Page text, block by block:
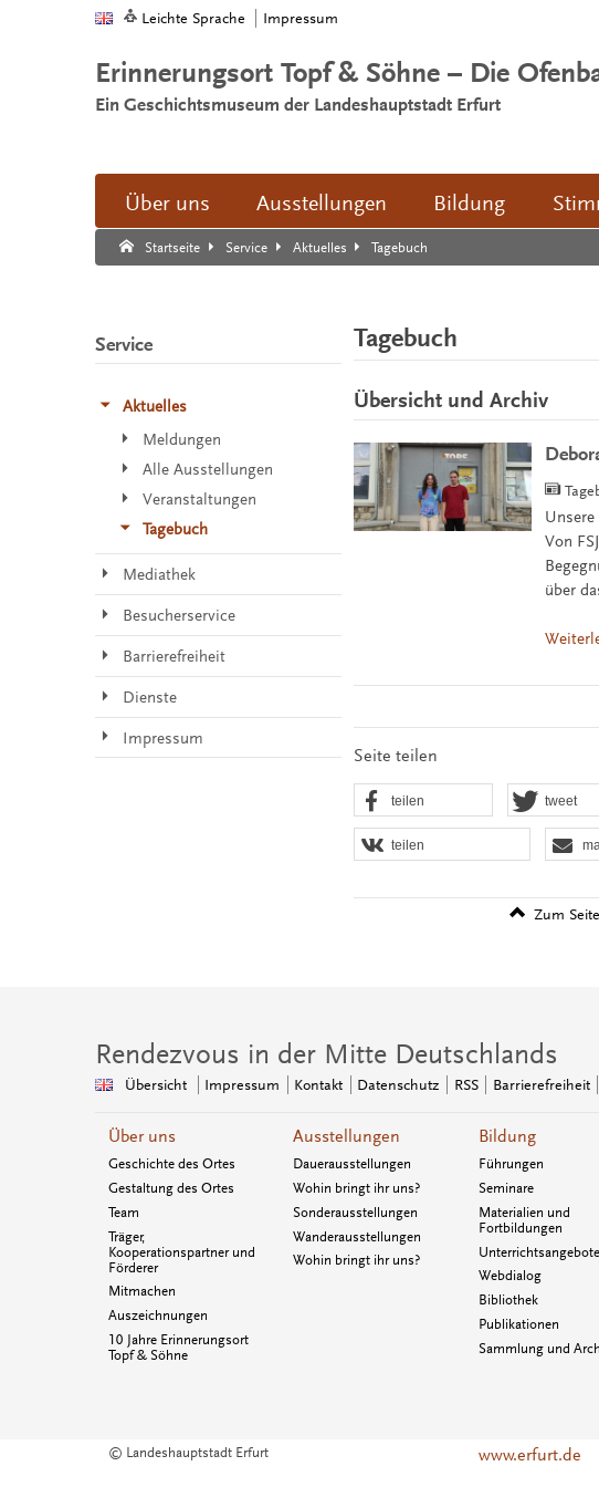
Leichte Sprache Impressum
Erinnerungsort Topf & Söhne – Die
Ein Geschichtsmuseum der Landeshauptstadt Erfurt
Über uns Ausstellungen Bildung
Startseite Service Aktuelles Tagebuch
Suche:
Suche Ende.
Tagebuch
Übersicht und Archiv
Von
über
Seite teilen
teilen tweet
teilen
Zum
Service
Aktuelles
Meldungen
Alle Ausstellungen
Veranstaltungen
Tagebuch
Mediathek
Besucherservice
Barrierefreiheit
Dienste
Impressum
Rendezvous in der Mitte Deutschlands
Übersicht Impressum Kontakt Datenschutz RSS Barrierefreiheit
Über uns
Geschichte des Ortes
Gestaltung des Ortes
Team
Träger,
Kooperationspartner und
Förderer
Mitmachen
Auszeichnungen
10 Jahre Erinnerungsort
Topf & Söhne
Ausstellungen
Dauerausstellungen
Wohin bringt ihr uns?
Sonderausstellungen
Wanderausstellungen
Wohin bringt ihr uns?
Bildung
Führungen
Seminare
Materialien und
Fortbildungen
Unterrichtsangebote
Webdialog
Bibliothek
Publikationen
Sammlung und
© Landeshauptstadt Erfurt www.erfurt.de